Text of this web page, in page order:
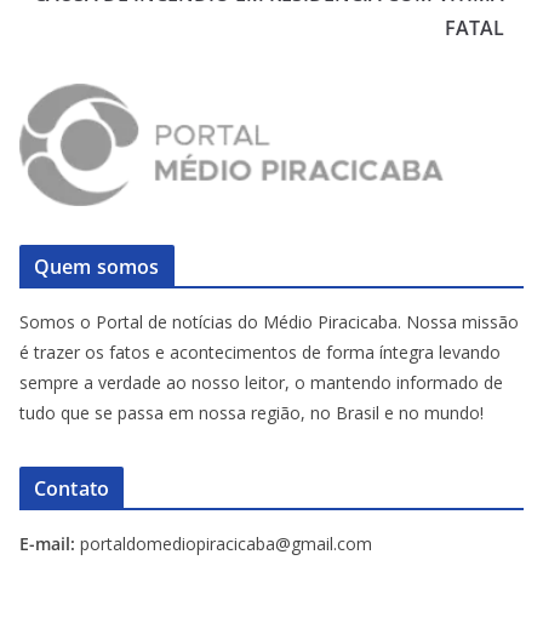
FATAL
Quem somos
Somos o Portal de notícias do Médio Piracicaba. Nossa missão
é trazer os fatos e acontecimentos de forma íntegra levando
sempre a verdade ao nosso leitor, o mantendo informado de
tudo que se passa em nossa região, no Brasil e no mundo!
Contato
E-mail: portaldomediopiracicaba@gmail.com